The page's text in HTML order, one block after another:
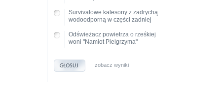
Survivalowe kalesony z zadrychą
wodoodporną w części zadniej
Odświeżacz powietrza o rześkiej
woni "Namiot Pielgrzyma"
zobacz wyniki